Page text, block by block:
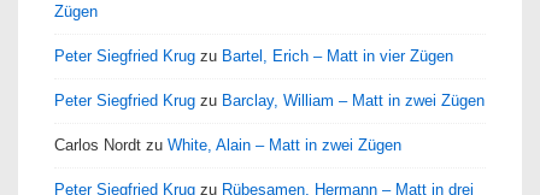
Zügen
Peter Siegfried Krug zu Bartel, Erich – Matt in vier Zügen
Peter Siegfried Krug zu Barclay, William – Matt in zwei Zügen
Carlos Nordt zu White, Alain – Matt in zwei Zügen
Peter Siegfried Krug zu Rübesamen, Hermann – Matt in drei